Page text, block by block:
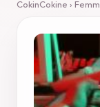
CokinCokine ›